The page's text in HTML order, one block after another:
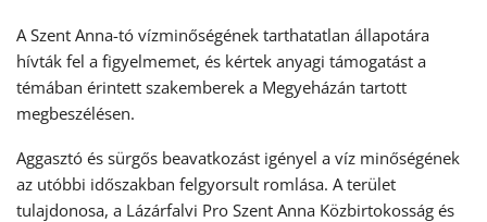
A Szent Anna-tó vízminőségének tarthatatlan állapotára
hívták fel a figyelmemet, és kértek anyagi támogatást a
témában érintett szakemberek a Megyeházán tartott
megbeszélésen.
Aggasztó és sürgős beavatkozást igényel a víz minőségének
az utóbbi időszakban felgyorsult romlása. A terület
tulajdonosa, a Lázárfalvi Pro Szent Anna Közbirtokosság és